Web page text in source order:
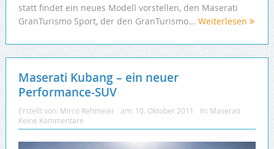
statt findet ein neues Modell vorstellen, den Maserati
GranTurismo Sport, der den GranTurismo... Weiterlesen
Maserati Kubang – ein neuer
Performance-SUV
Erstellt von: Mirco Rehmeier am: 10. Oktober 2011 In: Maserati
Keine Kommentare